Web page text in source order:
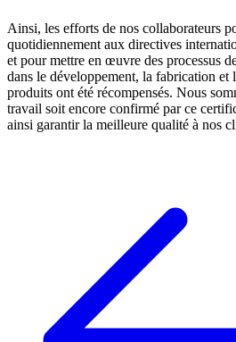
Ainsi, les efforts de nos collaborateurs
quotidiennement aux directives
et pour mettre en œuvre des processus
dans le développement, la fabrication et
produits ont été récompensés. Nous
travail soit encore confirmé par ce
ainsi garantir la meilleure qualité à nos